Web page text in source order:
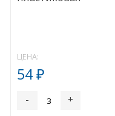
ЦЕНА:
54₽
- +